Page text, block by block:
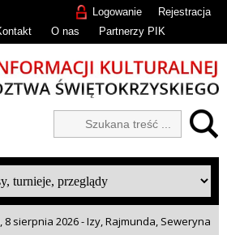
Rejestracja
Logowanie
O nas Partnerzy PIK
8 sierpnia 2026 - Izy, Rajmunda, Seweryna